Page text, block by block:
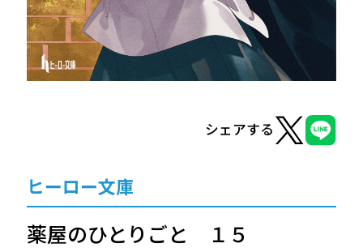
シェアする
ヒーロー文庫
薬屋のひとりごと １５